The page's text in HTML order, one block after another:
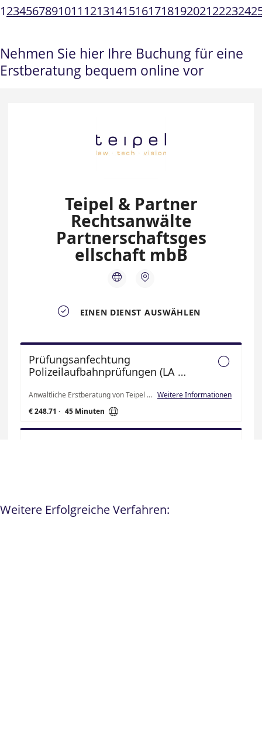
1234567891011 12131415161718192021222324
Nehmen Sie hier Ihre Buchung für eine
Erstberatung bequem online vor
Weitere Erfolgreiche Verfahren: